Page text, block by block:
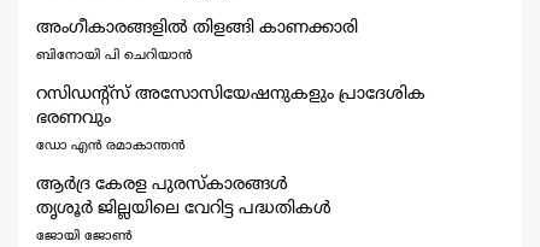
അംഗീകാരങ്ങളില്‍ തിളങ്ങി കാണക്കാരി
ബിനോയി പി ചെറിയാന്‍
റസിഡന്റ്സ് അസോസിയേഷനുകളും പ്രാദേശിക
ഭരണവും
ഡോ എന്‍ രമാകാന്തന്‍
ആര്‍ദ്ര കേരള പുരസ്കാരങ്ങള്‍
തൃശൂര്‍ ജില്ലയിലെ വേറിട്ട പദ്ധതികള്‍
ജോയി ജോണ്‍